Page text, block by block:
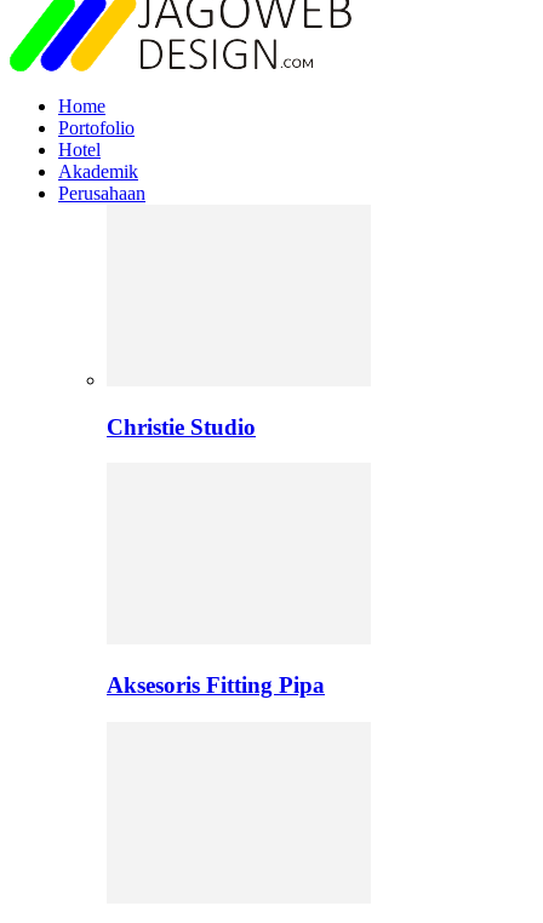
Home
Portofolio
Hotel
Akademik
Perusahaan
Christie Studio
Aksesoris Fitting Pipa